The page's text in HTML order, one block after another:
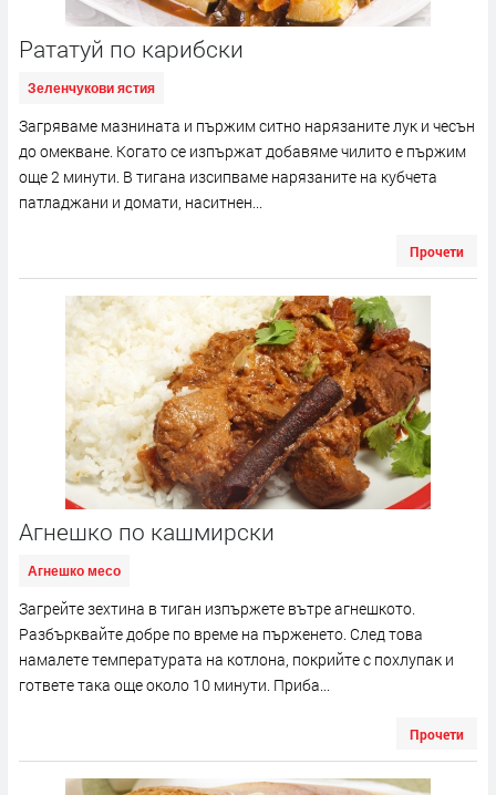
Рататуй по карибски
Зеленчукови ястия
Загряваме мазнината и пържим ситно нарязаните лук и чесън
до омекване. Когато се изпържат добавяме чилито е пържим
още 2 минути. В тигана изсипваме нарязаните на кубчета
патладжани и домати, наситнен...
Прочети
Агнешко по кашмирски
Агнешко месо
Загрейте зехтина в тиган изпържете вътре агнешкото.
Разбърквайте добре по време на пърженето. След това
намалете температурата на котлона, покрийте с похлупак и
гответе така още около 10 минути. Приба...
Прочети